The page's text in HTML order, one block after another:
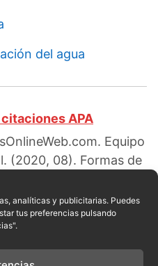
analíticas y publicitarias. Puedes
tus preferencias pulsando
del agua
APA
Equipo
(2020, 08). Formas de
en fecha 08, 2026,
contaminacion-